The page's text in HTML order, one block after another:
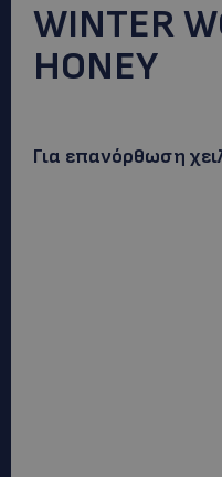
WINTER
HONEY
Για επανόρθωση